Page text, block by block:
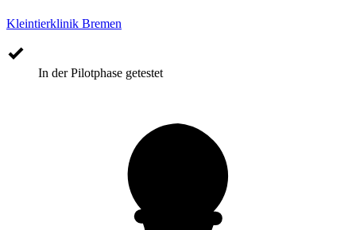
Kleintierklinik Bremen
In der Pilotphase getestet